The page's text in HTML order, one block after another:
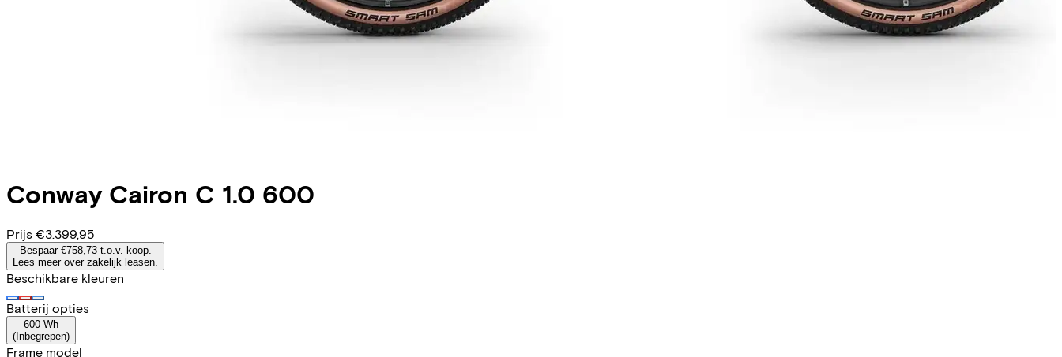
Conway Cairon C 1.0 600
Prijs €3.399,95
Bespaar €758,73 t.o.v. koop.
Lees meer over zakelijk leasen.
Beschikbare kleuren
Batterij opties
600 Wh
( Inbegrepen)
Frame model